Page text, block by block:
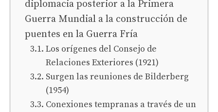
diplomacia posterior a la Primera
Guerra Mundial a la construcción de
puentes en la Guerra Fría
Los orígenes del Consejo de
Relaciones Exteriores (1921)
Surgen las reuniones de Bilderberg
(1954)
Conexiones tempranas a través de un